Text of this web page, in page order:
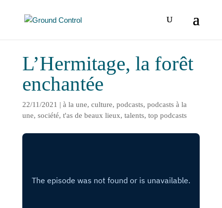
L’Hermitage, la forêt
enchantée
22/11/2021 | à la une, culture, podcasts, podcasts à la
une, société, t'as de beaux lieux, talents, top podcasts